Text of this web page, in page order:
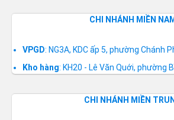
CHI NHÁNH MIỀN NAM
VPGD: NG3A, KDC ấp 5, phường Chánh
Kho hàng: KH20 - Lê Văn Quới, phường
CHI NHÁNH MIỀN